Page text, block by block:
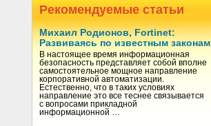
Рекомендуемые статьи
Михаил Родионов, Fortinet:
Развиваясь по известным законам
В настоящее время информационная
безопасность представляет собой вполне
самостоятельное мощное направление
корпоративной автоматизации.
Естественно, что в таких условиях
направление это все теснее связывается
с вопросами прикладной
информационной …